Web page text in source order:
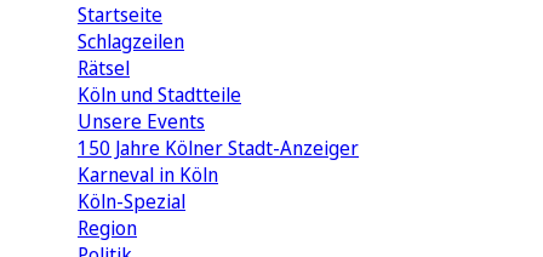
Startseite
Schlagzeilen
Rätsel
Köln und Stadtteile
Unsere Events
150 Jahre Kölner Stadt-Anzeiger
Karneval in Köln
Köln-Spezial
Region